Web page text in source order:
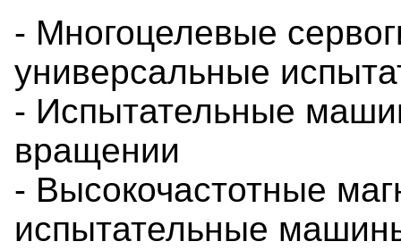
- Многоцелевые
универсальные
- Испытательные
вращении
- Высокочастотные
испытательные